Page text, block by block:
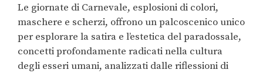
Le giornate di Carnevale, esplosioni di colori,
maschere e scherzi, offrono un palcoscenico unico
per esplorare la satira e l’estetica del paradossale,
concetti profondamente radicati nella cultura
degli esseri umani, analizzati dalle riflessioni di